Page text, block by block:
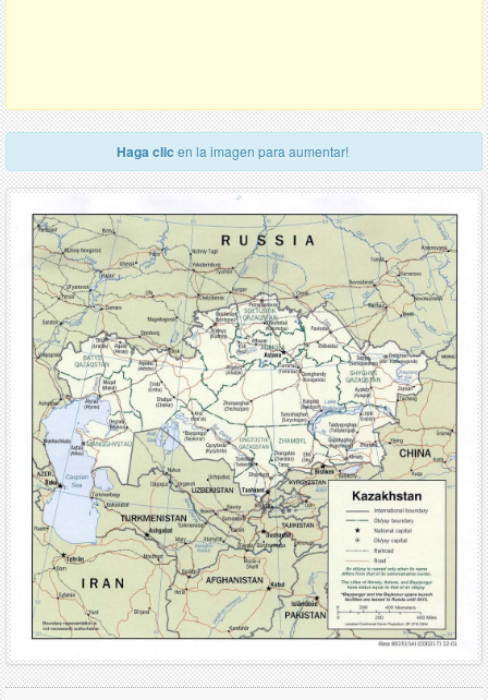
Haga clic en la imagen para aumentar!